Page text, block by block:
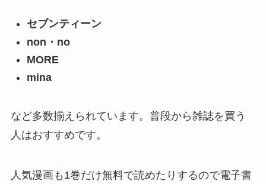
セブンティーン
non・no
MORE
mina
など多数揃えられています。普段から雑誌を買う
人はおすすめです。
人気漫画も1巻だけ無料で読めたりするので電子書